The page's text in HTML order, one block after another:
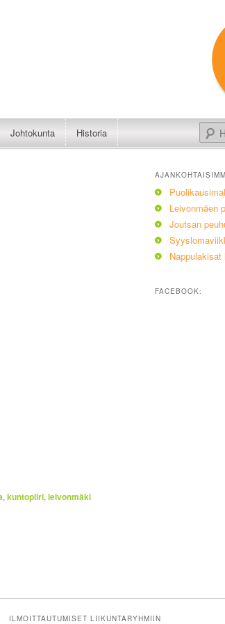
Ry
Johtokunta Historia
, kuntopiiri, leivonmäki
Leivonmäen
Joutsan
Nappulakisat
FACEBOOK:
ILMOITTAUTUMISET LIIKUNTARYHMIIN